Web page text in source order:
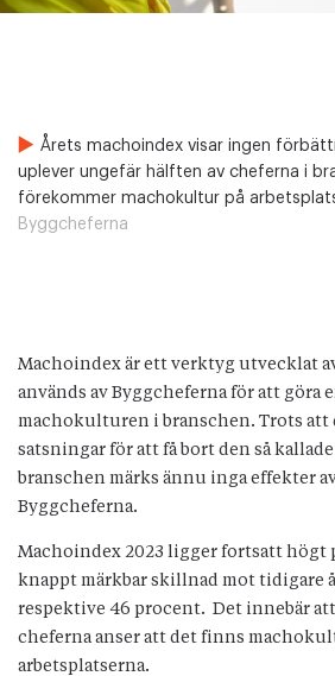
Årets machoindex visar ingen
uplever ungefär hälften av cheferna i
förekommer machokultur på
Byggcheferna
Machoindex är ett verktyg utvecklat
används av Byggcheferna för att göra
machokulturen i branschen. Trots att
satsningar för att få bort den så
branschen märks ännu inga effekter
Byggcheferna.
Machoindex 2023 ligger fortsatt högt
knappt märkbar skillnad mot tidigare
respektive 46 procent. Det innebär
cheferna anser att det finns
arbetsplatserna.